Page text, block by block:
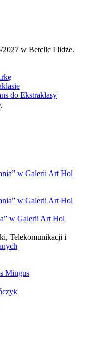
2027 w Betclic I lidze.
do Ekstraklasy
w Galerii Art Hol
Telekomunikacji i
Mingus